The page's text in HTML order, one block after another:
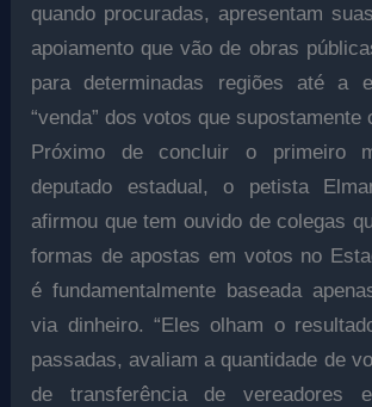
quando procuradas, apresentam
apoiamento que vão de obras
para determinadas regiões até a
“venda” dos votos que supostamente
Próximo de concluir o primeiro
deputado estadual, o petista
afirmou que tem ouvido de colegas
formas de apostas em votos no
é fundamentalmente baseada
via dinheiro. “Eles olham o
passadas, avaliam a quantidade de
de transferência de vereadores